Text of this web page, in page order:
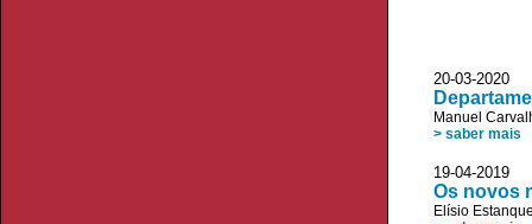
20-03-2020
Manuel
> saber mais
19-04-
Os novos
Elísio